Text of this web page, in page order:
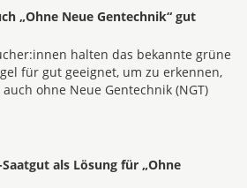
„Ohne Neue Gentechnik“ gut
halten das bekannte grüne
für gut geeignet, um zu erkennen,
ohne Neue Gentechnik (NGT)
als Lösung für „Ohne